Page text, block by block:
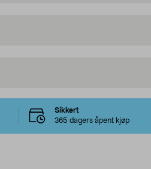
Sikkert
365 dagers åpent kjøp